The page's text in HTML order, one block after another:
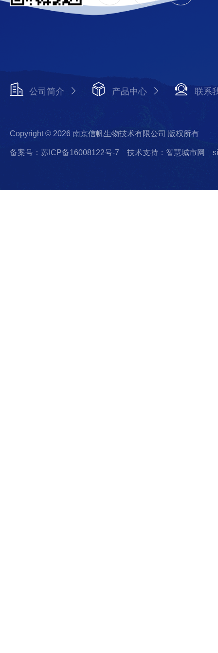
公司简介 产品中心 联系
Copyright © 2026 南京信帆生物技术有限公司 版权所有
备案号：苏ICP备16008122号-7 技术支持：智慧城市网